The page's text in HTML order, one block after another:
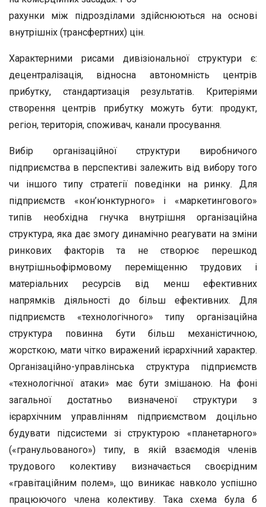
рахунки між підрозділами здійснюються на основі
внутрішніх (трансфертних) цін.
Характерними рисами дивізіональної структури є:
децентралізація, відносна автономність центрів
прибутку, стандартизація результатів. Критеріями
створення центрів прибутку можуть бути: продукт,
регіон, територія, споживач, канали просування.
Вибір організаційної структури виробничого
підприємства в перспективі залежить від вибору того
чи іншого типу стратегії поведінки на ринку. Для
підприємств «кон’юнктурного» і «маркетингового»
типів необхідна гнучка внутрішня організаційна
структура, яка дає змогу динамічно реагувати на зміни
ринкових факторів та не створює перешкод
внутрішньофірмовому переміщенню трудових і
матеріальних ресурсів від менш ефективних
напрямків діяльності до більш ефективних. Для
підприємств «технологічного» типу організаційна
структура повинна бути більш механістичною,
жорсткою, мати чітко виражений ієрархічний характер.
Організаційно-управлінська структура підприємств
«технологічної атаки» має бути змішаною. На фоні
загальної достатньо визначеної структури з
ієрархічним управлінням підприємством доцільно
будувати підсистеми зі структурою «планетарного»
(«гранульованого») типу, в якій взаємодія членів
трудового колективу визначається своєрідним
«гравітаційним полем», що виникає навколо успішно
працюючого члена колективу. Така схема була б